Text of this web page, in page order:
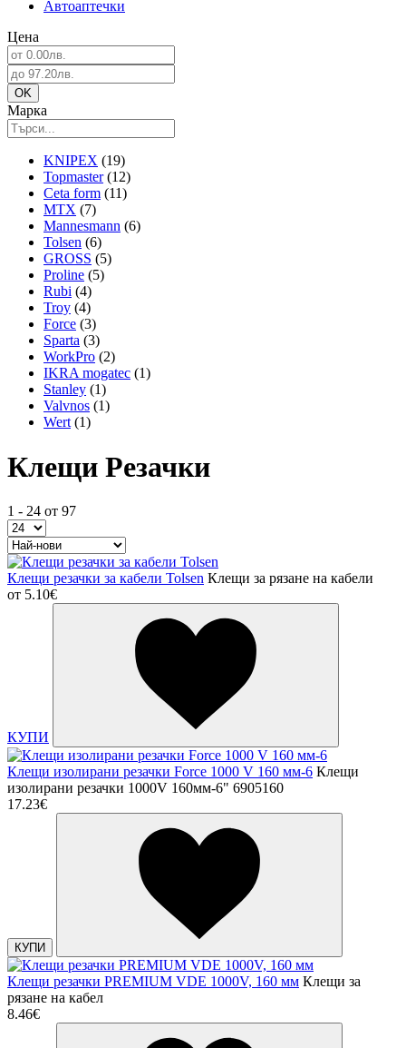
Автоаптечки
Цена
Марка
KNIPEX (19)
Topmaster (12)
Ceta form (11)
MTX (7)
Mannesmann (6)
Tolsen (6)
GROSS (5)
Proline (5)
Rubi (4)
Troy (4)
Force (3)
Sparta (3)
WorkPro (2)
IKRA mogatec (1)
Stanley (1)
Valvnos (1)
Wert (1)
Клещи Резачки
1 - 24 от 97
Клещи резачки за кабели Tolsen Клещи за рязане на кабели
от 5.10€
КУПИ
Клещи изолирани резачки Force 1000 V 160 мм-6 Клещи
изолирани резачки 1000V 160мм-6" 6905160
17.23€
КУПИ
Клещи резачки PREMIUM VDE 1000V, 160 мм Клещи за
рязане на кабел
8.46€